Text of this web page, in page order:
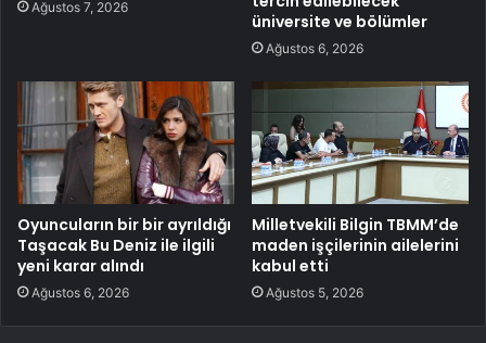
Ağustos 7, 2026
üniversite ve bölümler
Ağustos 6, 2026
Oyuncuların bir bir ayrıldığı
Taşacak Bu Deniz ile ilgili
yeni karar alındı
Ağustos 6, 2026
Milletvekili Bilgin TBMM’de
maden işçilerinin ailelerini
kabul etti
Ağustos 5, 2026